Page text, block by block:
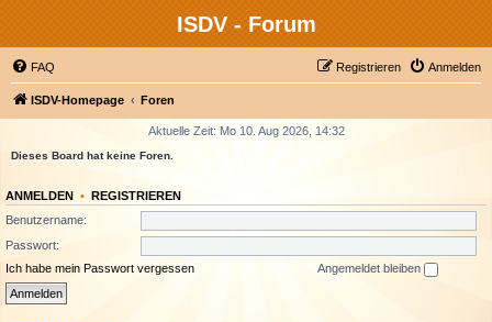
ISDV - Forum
FAQ Anmelden
Registrieren
ISDV-Homepage Foren
Aktuelle Zeit: Mo 10. Aug 2026, 14:32
Dieses Board hat keine Foren.
ANMELDEN • REGISTRIEREN
Benutzername:
Passwort:
Ich habe mein Passwort vergessen
Angemeldet bleiben